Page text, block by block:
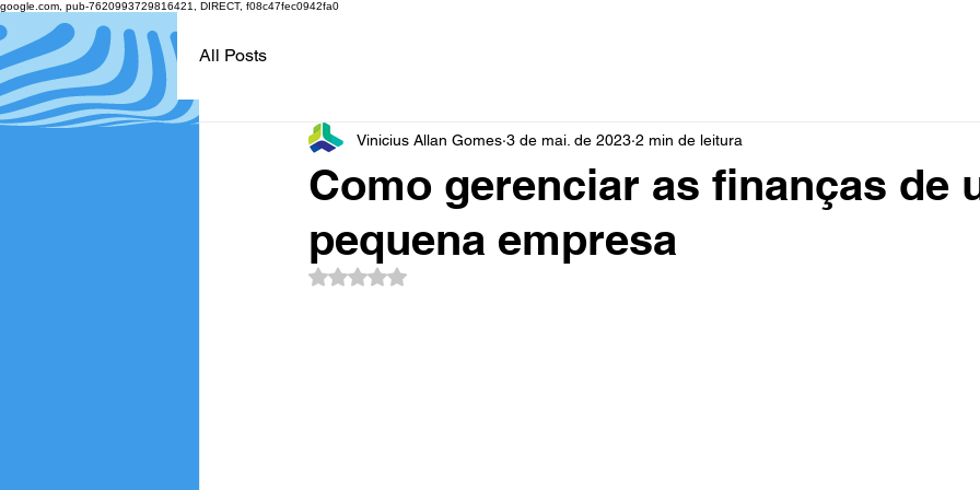
google.com, pub-7620993729816421, DIRECT, f08c47fec0942fa0
All Posts
Como gerenciar as finanças de
pequena empresa
Vinicius Allan Gomes 3 de mai. de 2023 2 min de leitura
Avaliado com NaN de 5 estrelas.